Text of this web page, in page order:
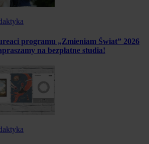
programu „Zmieniam Świat” 2026
na bezpłatne studia!